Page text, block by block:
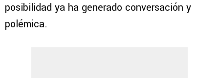
posibilidad ya ha generado conversación y
polémica.